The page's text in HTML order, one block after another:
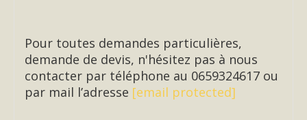
Pour toutes demandes particulières,
demande de devis, n'hésitez pas à nous
contacter par téléphone au 0659324617 ou
par mail l’adresse [email protected]